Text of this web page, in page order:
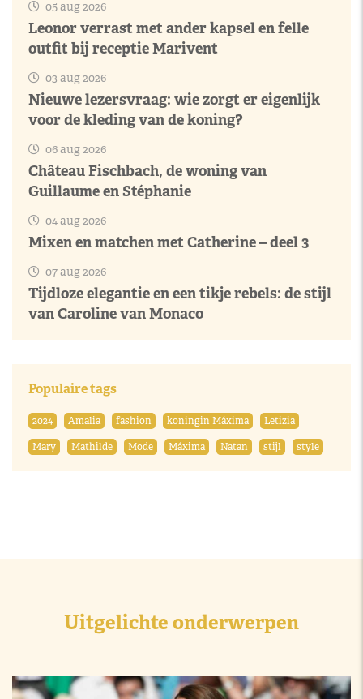
05 aug 2026
Leonor verrast met ander kapsel en felle
outfit bij receptie Marivent
03 aug 2026
Nieuwe lezersvraag: wie zorgt er eigenlijk
voor de kleding van de koning?
06 aug 2026
Château Fischbach, de woning van
Guillaume en Stéphanie
04 aug 2026
Mixen en matchen met Catherine – deel 3
07 aug 2026
Tijdloze elegantie en een tikje rebels: de stijl
van Caroline van Monaco
Populaire tags
2024 Amalia fashion koningin Máxima
Letizia
Mary
Mathilde Mode Máxima Natan stijl style
Uitgelichte onderwerpen